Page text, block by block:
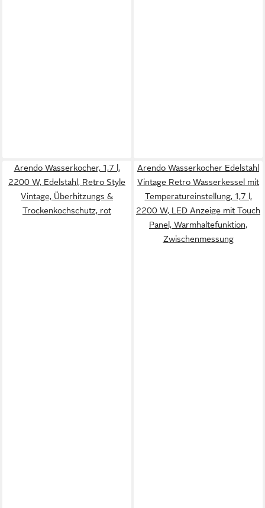
Arendo Wasserkocher, 1,7 l,
2200 W, Edelstahl, Retro Style
Vintage, Überhitzungs &
Trockenkochschutz, rot
Arendo Wasserkocher Edelstahl
Vintage Retro Wasserkessel mit
Temperatureinstellung, 1,7 l,
2200 W, LED Anzeige mit Touch
Panel, Warmhaltefunktion,
Zwischenmessung